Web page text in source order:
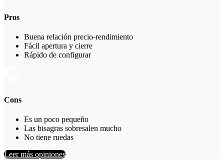
Pros
Buena relación precio-rendimiento
Fácil apertura y cierre
Rápido de configurar
Cons
Es un poco pequeño
Las bisagras sobresalen mucho
No tiene ruedas
Leer más opiniones